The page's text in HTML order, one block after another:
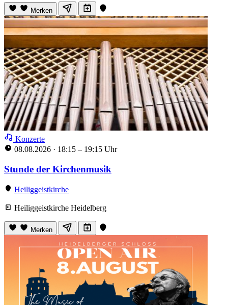
Merken
Konzerte
08.08.2026 · 18:15 – 19:15 Uhr
Stunde der Kirchenmusik
Heiliggeistkirche
Heiliggeistkirche Heidelberg
Merken